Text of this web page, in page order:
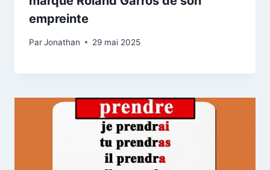
empreinte
ParJonathan 29 mai 2025